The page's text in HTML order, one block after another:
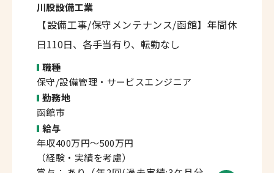
川股設備工業
【設備工事/保守メンテナンス/函館】年間休
日110日、各手当有り、転勤なし
職種
保守/設備管理・サービスエンジニア
勤務地
函館市
給与
年収400万円～500万円
（経験・実績を考慮）